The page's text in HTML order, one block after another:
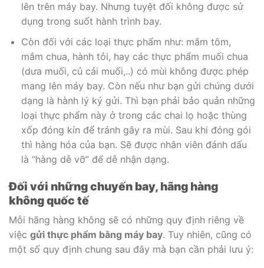
lên trên máy bay. Nhưng tuyệt đối không được sử
dụng trong suốt hành trình bay.
Còn đối với các loại thực phẩm như: mắm tôm,
mắm chua, hành tỏi, hay các thực phẩm muối chua
(dưa muối, củ cải muối,..) có mùi không được phép
mang lên máy bay. Còn nếu như bạn gửi chúng dưới
dạng là hành lý ký gửi. Thì bạn phải bảo quản những
loại thực phẩm này ở trong các chai lọ hoặc thùng
xốp đóng kín để tránh gây ra mùi. Sau khi đóng gói
thì hàng hóa của bạn. Sẽ được nhân viên đánh dấu
là “hàng dễ vỡ” để dễ nhận dạng.
Đối với những chuyến bay, hãng hàng
không quốc tế
Mỗi hãng hàng không sẽ có những quy định riêng về
việc gửi thực phẩm bằng máy bay. Tuy nhiên, cũng có
một số quy định chung sau đây mà bạn cần phải lưu ý: